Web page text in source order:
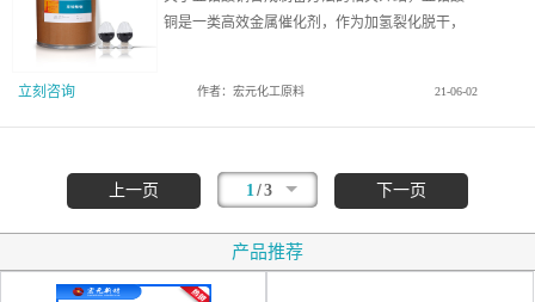
铜是一类高效金属催化剂，作为加氢裂化脱干，
发动机废气和一氧化碳金属催化剂废气中的有机
化合物，运用于生态环境保护
立刻咨询 作者：宏元化工原料 21-06-02
上一页 1 /3 下一页
产品推荐